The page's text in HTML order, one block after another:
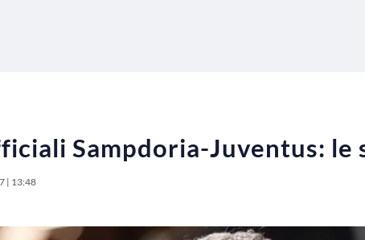
Sampdoria-Juventus: le
| 13:48